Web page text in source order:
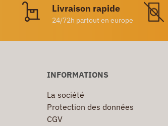
Livraison rapide
24/72h partout en europe
INFORMATIONS
La société
Protection des données
CGV